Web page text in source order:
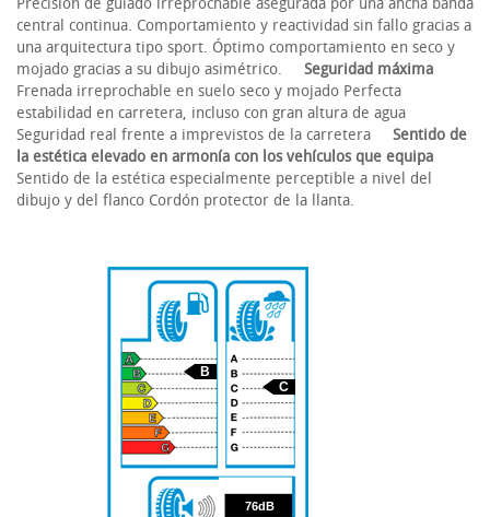
Precisión de guiado irreprochable asegurada por una ancha banda
central continua. Comportamiento y reactividad sin fallo gracias a
una arquitectura tipo sport. Óptimo comportamiento en seco y
mojado gracias a su dibujo asimétrico. Seguridad máxima
Frenada irreprochable en suelo seco y mojado Perfecta
estabilidad en carretera, incluso con gran altura de agua
Seguridad real frente a imprevistos de la carretera Sentido de
la estética elevado en armonía con los vehículos que equipa
Sentido de la estética especialmente perceptible a nivel del
dibujo y del flanco Cordón protector de la llanta.
76
B
C
76dB